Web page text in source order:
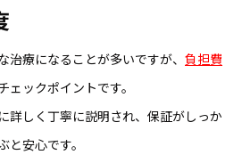
治療になることが多いですが、 負担費
ェックポイントです。
詳しく丁寧に説明され、保証がしっか
と安心です。